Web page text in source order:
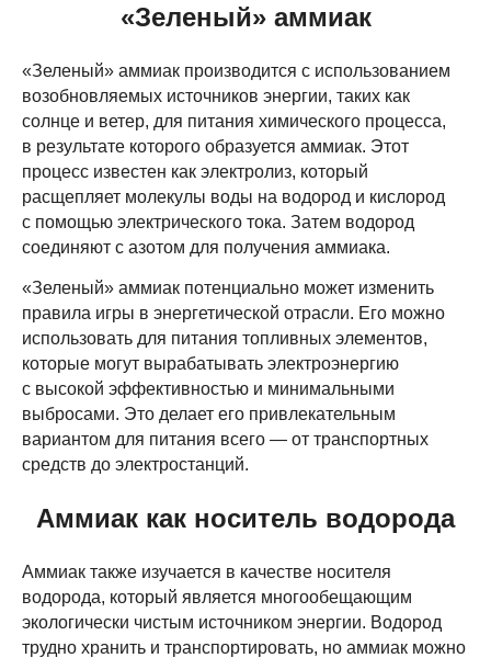
«Зеленый» аммиак
«Зеленый» аммиак производится с использованием
возобновляемых источников энергии, таких как
солнце и ветер, для питания химического процесса,
в результате которого образуется аммиак. Этот
процесс известен как электролиз, который
расщепляет молекулы воды на водород и кислород
с помощью электрического тока. Затем водород
соединяют с азотом для получения аммиака.
«Зеленый» аммиак потенциально может изменить
правила игры в энергетической отрасли. Его можно
использовать для питания топливных элементов,
которые могут вырабатывать электроэнергию
с высокой эффективностью и минимальными
выбросами. Это делает его привлекательным
вариантом для питания всего — от транспортных
средств до электростанций.
Аммиак как носитель водорода
Аммиак также изучается в качестве носителя
водорода, который является многообещающим
экологически чистым источником энергии. Водород
трудно хранить и транспортировать, но аммиак можно